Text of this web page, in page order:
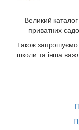
Великий
приватних
Також запрошуємо
школи та інша